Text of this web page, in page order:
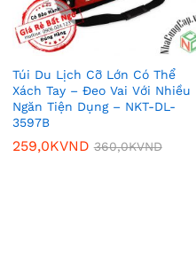
Túi Du Lịch Cỡ Lớn Có Thể
Xách Tay – Đeo Vai Với Nhiều
Ngăn Tiện Dụng – NKT-DL-
3597B
259,0KVND 360,0KVND